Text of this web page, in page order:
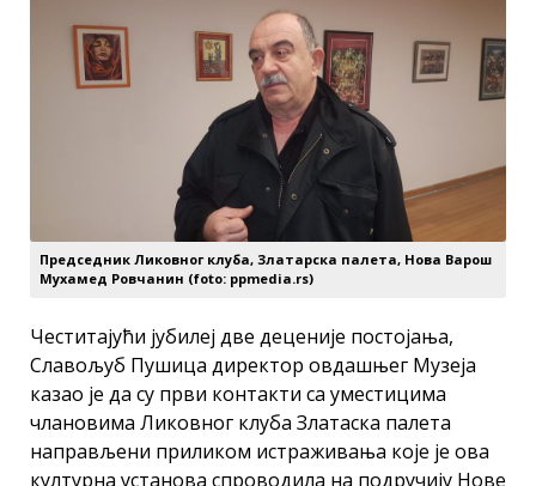
Председник Ликовног клуба, Златарска палета, Нова Варош
Мухамед Ровчанин (foto: ppmedia.rs)
Честитајући јубилеј две деценије постојања,
Славољуб Пушица директор овдашњег Музеја
казао је да су први контакти са уместицима
члановима Ликовног клуба Златаска палета
направљени приликом истраживања које је ова
културна установа спроводила на подручију Нове